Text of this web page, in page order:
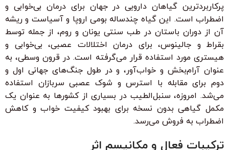
پرکاربردترین گیاهان دارویی در جهان برای درمان بی‌خوابی و
اضطراب است. این گیاه چندساله بومی اروپا و آسیاست و ریشه
آن از دوران باستان در طب سنتی یونان و روم، از جمله توسط
بقراط و جالینوس، برای درمان اختلالات عصبی، بی‌خوابی و
هیستری مورد استفاده قرار می‌گرفته است. در قرون وسطی، به
عنوان آرام‌بخش و خواب‌آور، و در طول جنگ‌های جهانی اول و
دوم برای مقابله با استرس و شوک عصبی سربازان استفاده
می‌شد. امروزه، سنبل‌الطیب در بسیاری از کشورها به عنوان یک
مکمل گیاهی بدون نسخه برای بهبود کیفیت خواب و کاهش
اضطراب به فروش می‌رسد.
ترکیبات فعال و مکانیسم اثر